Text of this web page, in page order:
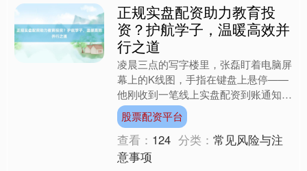
正规实盘配资助力教育投
资？护航学子，温暖高效并
行之道
凌晨三点的写字楼里，张磊盯着电脑屏
幕上的K线图，手指在键盘上悬停——
他刚收到一笔线上实盘配资到账通知，
账户里的可用资金从50万瞬间膨胀到
150万。这种“四两拨千....
股票配资平台
查看： 124 分类：常见风险与注
意事项